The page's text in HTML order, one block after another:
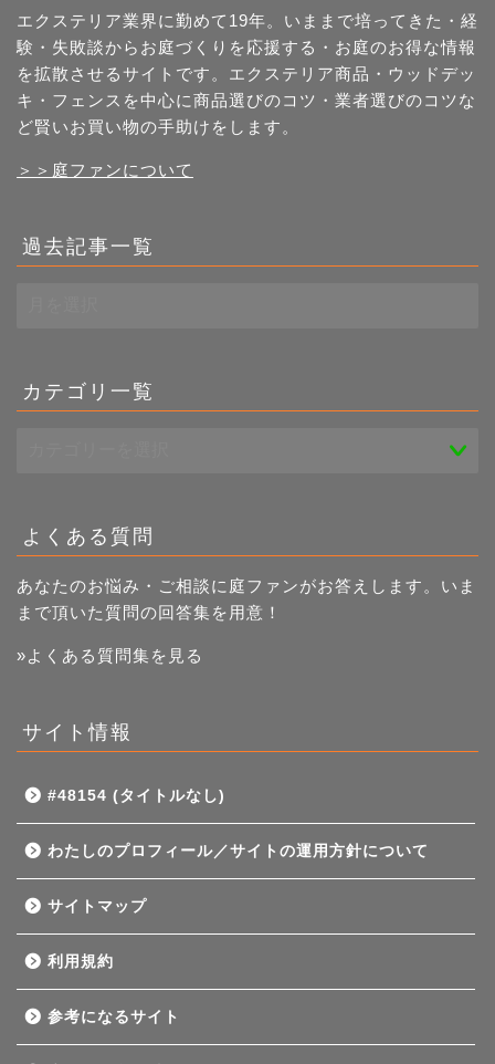
エクステリア業界に勤めて19年。いままで培ってきた・経
験・失敗談からお庭づくりを応援する・お庭のお得な情報
を拡散させるサイトです。エクステリア商品・ウッドデッ
キ・フェンスを中心に商品選びのコツ・業者選びのコツな
ど賢いお買い物の手助けをします。
＞＞庭ファンについて
過去記事一覧
一
覧
カテゴリ一覧
よくある質問
あなたのお悩み・ご相談に庭ファンがお答えします。いま
まで頂いた質問の回答集を用意！
»よくある質問集を見る
サイト情報
#48154 (タイトルなし)
わたしのプロフィール／サイトの運用方針について
サイトマップ
利用規約
参考になるサイト